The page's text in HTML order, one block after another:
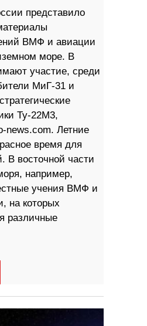
представило
ВМФ и авиации
море. В
участие, среди
МиГ-31 и
Ту-22М3,
news.com. Летние
время для
В восточной части
например,
учения ВМФ и
на которых
различные